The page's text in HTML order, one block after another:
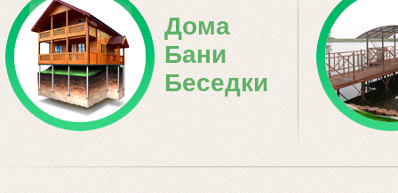
Дома
Бани
Беседки